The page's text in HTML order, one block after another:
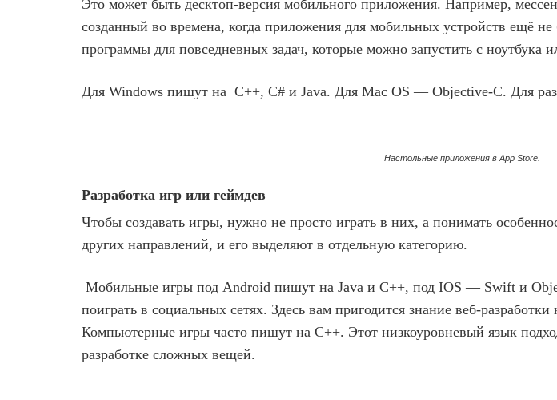
Это может быть десктоп-версия мобильного приложения. Например,
созданный во времена, когда приложения для мобильных устройств ещё
программы для повседневных задач, которые можно запустить с ноутбука
Для Windows пишут на C++, C# и Java. Для Mac OS — Objective-C. Для
Настольные приложения в App Store.
Разработка игр или геймдев
Чтобы создавать игры, нужно не просто играть в них, а понимать
других направлений, и его выделяют в отдельную категорию.
Мобильные игры под Android пишут на Java и C++, под IOS — Swift и
поиграть в социальных сетях. Здесь вам пригодится знание веб-разработки
Компьютерные игры часто пишут на C++. Этот низкоуровневый язык
разработке сложных вещей.